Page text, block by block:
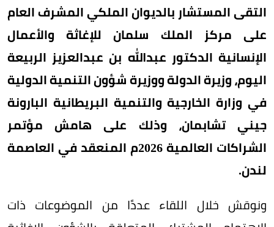
التقى المستشار بالديوان الملكي المشرف العام
على مركز الملك سلمان للإغاثة والأعمال
الإنسانية الدكتور عبدالله بن عبدالعزيز الربيعة
اليوم، وزيرة الدولة ووزيرة شؤون التنمية الدولية
في وزارة الخارجية والتنمية البريطانية البارونة
جيني تشابمان، وذلك على هامش مؤتمر
الشراكات العالمية 2026م المنعقد في العاصمة
لندن.
ونوقش خلال اللقاء عددًا من الموضوعات ذات